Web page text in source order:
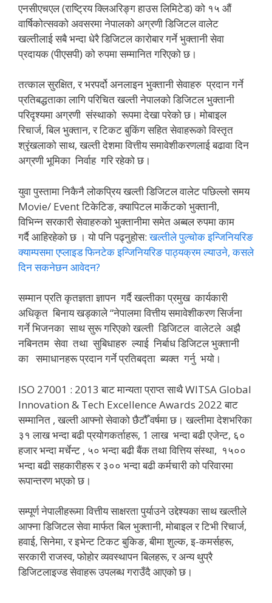
एनसीएचएल (राष्ट्रिय क्लिअरिङ्ग हाउस लिमिटेड) को १५ औं
वार्षिकोत्सवको अवसरमा नेपालको अग्रणी डिजिटल वालेट
खल्तीलाई सबै भन्दा धेरै डिजिटल कारोबार गर्ने भुक्तानी सेवा
प्रदायक (पीएसपी) को रुपमा सम्मानित गरिएको छ।
तत्काल सुरक्षित, र भरपर्दो अनलाइन भुक्तानी सेवाहरु प्रदान गर्ने
प्रतिबद्धताका लागि परिचित खल्ती नेपालको डिजिटल भुक्तानी
परिदृश्यमा अग्रणी संस्थाको रूपमा देखा परेको छ। मोबाइल
रिचार्ज, बिल भुक्तान, र टिकट बुकिंग सहित सेवाहरूको विस्तृत
श्रृंखलाको साथ, खल्ती देशमा वित्तीय समावेशीकरणलाई बढावा दिन
अग्रणी भूमिका निर्वाह गरि रहेको छ।
युवा पुस्तामा निकैनै लोकप्रिय खल्ती डिजिटल वालेट पछिल्लो समय
Movie/ Event टिकेटिङ, क्यापिटल मार्केटको भुक्तानी,
विभिन्न सरकारी सेवाहरुको भुक्तानीमा समेत अब्बल रुपमा काम
गर्दै आहिरहेको छ । यो पनि पढ्नुहोस:खल्तीले पुल्चोक इन्जिनियरिङ
क्याम्पसमा एप्लाइड फिनटेक इन्जिनियरिङ पाठ्यक्रम ल्याउने, कसले
दिन सकनेछन आवेदन?
सम्मान प्रति कृतज्ञता ज्ञापन गर्दै खल्तीका प्रमुख कार्यकारी
अधिकृत बिनाय खड्काले “नेपालमा वित्तीय समावेशीकरण सिर्जना
गर्ने भिजनका साथ सुरू गरिएको खल्ती डिजिटल वालेटले अझै
नबिनतम सेवा तथा सुबिधाहरु ल्याई निर्बाध डिजिटल भुक्तानी
का समाधानहरू प्रदान गर्ने प्रतिबद्ता ब्यक्त गर्नु भयो।
ISO 27001 : 2013 बाट मान्यता प्राप्त साथै WITSA Global
Innovation & Tech Excellence Awards 2022 बाट
सम्मानित , खल्ती आफ्नो सेवाको छैटौँ वर्षमा छ। खल्तीमा देशभरिका
३१ लाख भन्दा बढी प्रयोगकर्ताहरू, 1 लाख भन्दा बढी एजेन्ट, ६०
हजार भन्दा मर्चेन्ट , ५० भन्दा बढी बैंक तथा वित्तिय संस्था, १५००
भन्दा बढी सहकारीहरू र ३०० भन्दा बढी कर्मचारी को परिवारमा
रूपान्तरण भएको छ।
सम्पूर्ण नेपालीहरूमा वित्तीय साक्षरता पुर्याउने उद्देश्यका साथ खल्तीले
आफ्ना डिजिटल सेवा मार्फत बिल भुक्तानी, मोबाइल र टिभी रिचार्ज,
हवाई, सिनेमा, र इभेन्ट टिकट बुकिङ, बीमा शुल्क, इ-कमर्सहरू,
सरकारी राजस्व, फोहोर व्यवस्थापन बिलहरू, र अन्य थुप्रै
डिजिटलाइज्ड सेवाहरू उपलब्ध गराउँदै आएको छ।